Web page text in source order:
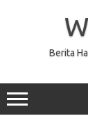
Berita